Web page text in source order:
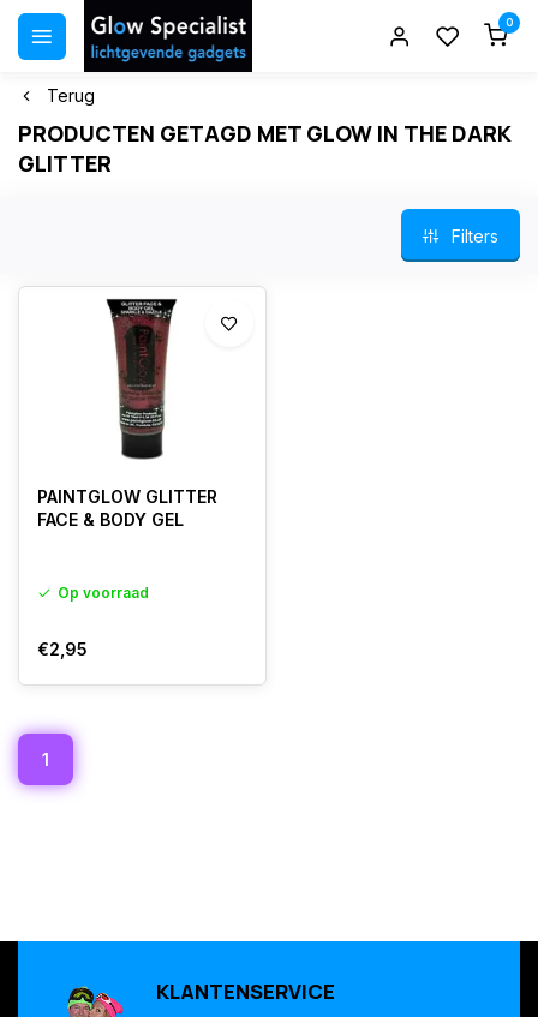
0
Terug
PRODUCTEN GETAGD MET GLOW IN THE DARK
GLITTER
Filters
PAINTGLOW GLITTER
FACE & BODY GEL
Op voorraad
€2,95
1
KLANTENSERVICE